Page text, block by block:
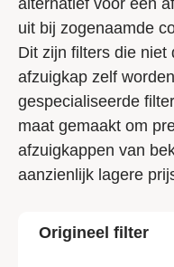
uit bij zogenaamde
Dit zijn filters die niet
afzuigkap zelf
gespecialiseerde
maat gemaakt om
afzuigkappen van
aanzienlijk lagere
Origineel filter